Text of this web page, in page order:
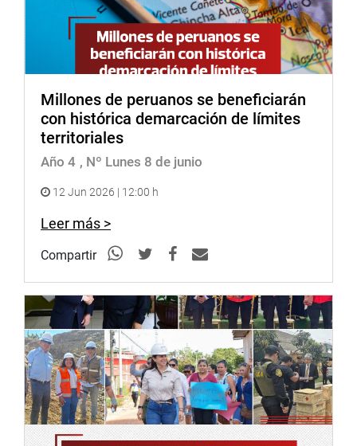
Millones de peruanos se beneficiarán
con histórica demarcación de límites
territoriales
Año 4 , Nº Lunes 8 de junio
12 Jun 2026 | 12:00 h
Leer más >
Compartir